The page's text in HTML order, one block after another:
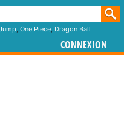
, One Piece, Dragon Ball
CONNEXION